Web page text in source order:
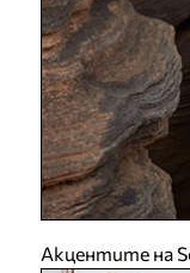
Акцентите на